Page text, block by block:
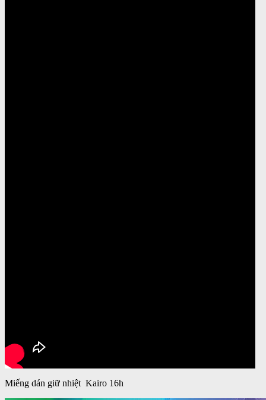
Miếng dán giữ nhiệt Kairo 16h